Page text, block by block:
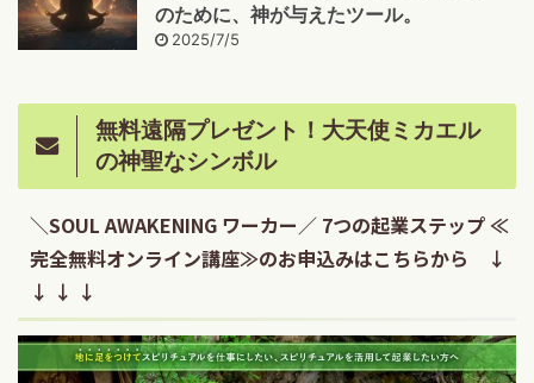
のために、神が与えたツール。
2025/7/5
無料遠隔プレゼント！大天使ミカエル
の神聖なシンボル
＼SOUL AWAKENING ワーカー／ 7つの起業ステップ ≪
完全無料オンライン講座≫のお申込みはこちらから ↓
↓ ↓ ↓